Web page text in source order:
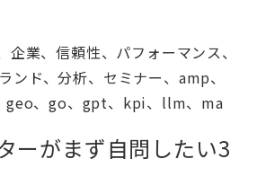
業、信頼性、パフォーマンス、
ド、分析、セミナー、amp、
geo、go、gpt、kpi、llm、ma
ーがまず自問したい3